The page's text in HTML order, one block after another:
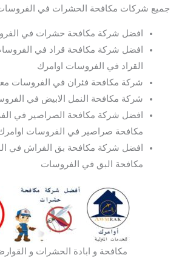
جميع شركات مكافحة الحشرات في
افضل شركة مكافحة حشرات في
افضل شركة مكافحة قراد في
القراد في الفروسات اوامرك
شركة مكافحة فئران في الفروسات
شركة مكافحة النمل الابيض في
افضل شركة مكافحة الصراصير في
مكافحة صراصير في الفروسات
افضل شركة مكافحة بق الفراش في
مكافحة البق في الفروسات
مكافحة و ابادة الحشرات و